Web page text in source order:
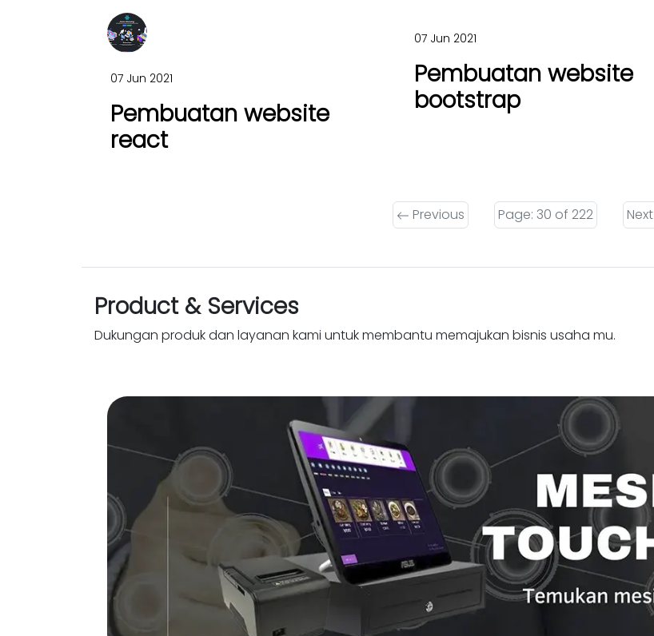
07 Jun 2021
Pembuatan website
react
07 Jun 2021
Pembuatan website
bootstrap
Previous Page: 30 of 222 Next
Product & Services
Dukungan produk dan layanan kami untuk membantu memajukan bisnis usaha mu.